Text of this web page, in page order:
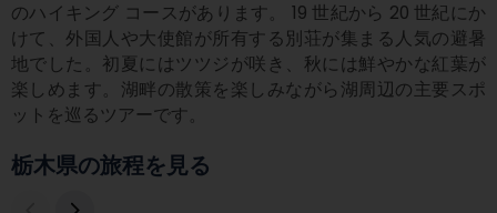
のハイキング コースがあります。 19 世紀から 20 世紀にか
けて、外国人や大使館が所有する別荘が集まる人気の避暑
地でした。初夏にはツツジが咲き、秋には鮮やかな紅葉が
楽しめます。湖畔の散策を楽しみながら湖周辺の主要スポ
ットを巡るツアーです。
栃木県の旅程を見る